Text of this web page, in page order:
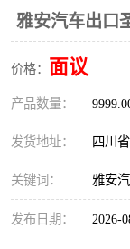
雅安汽车出口
价格： 面议
产品数量：
发货地址： 四川
关键词： 雅安
发布日期： 2026-